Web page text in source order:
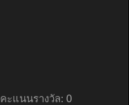
คะแนนรางวัล: 0